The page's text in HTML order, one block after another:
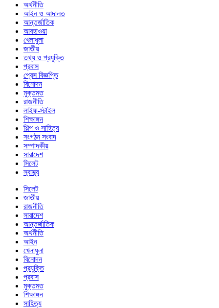
অর্থনীতি
আইন ও আদালত
আন্তর্জাতিক
আবহাওয়া
খেলাধুলা
জাতীয়
তথ্য ও প্রযুক্তি
প্রবাস
প্রেস বিজ্ঞপ্তি
বিনোদন
মুক্তমত
রাজনীতি
লাইফ-স্টাইল
শিক্ষাঙ্গন
শিল্প ও সাহিত্য
সংগঠন সংবাদ
সম্পাদকীয়
সারাদেশ
সিলেট
স্বাস্থ্য
সিলেট
জাতীয়
রাজনীতি
সারাদেশ
আন্তর্জাতিক
অর্থনীতি
আইন
খেলাধুলা
বিনোদন
প্রযুক্তি
প্রবাস
মুক্তমত
শিক্ষাঙ্গন
সাহিত্য